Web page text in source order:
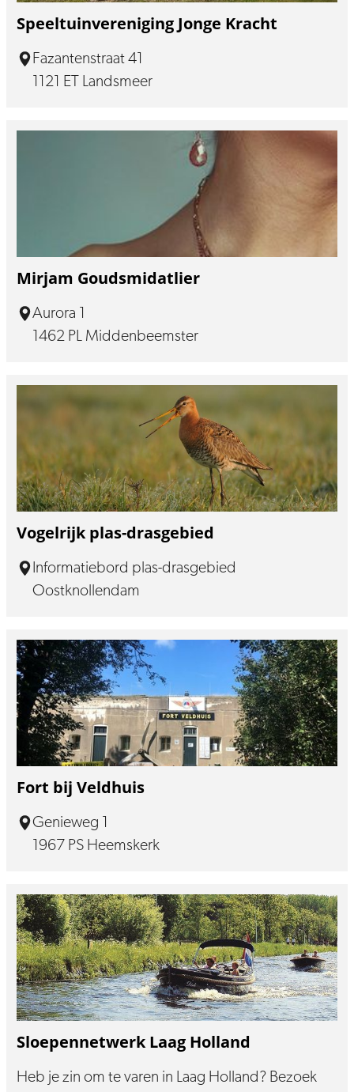
Speeltuinvereniging Jonge Kracht
Fazantenstraat 41
1121 ET Landsmeer
Mirjam Goudsmidatlier
Aurora 1
1462 PL Middenbeemster
Vogelrijk plas-drasgebied
Informatiebord plas-drasgebied
Oostknollendam
Fort bij Veldhuis
Genieweg 1
1967 PS Heemskerk
Sloepennetwerk Laag Holland
Heb je zin om te varen in Laag Holland? Bezoek